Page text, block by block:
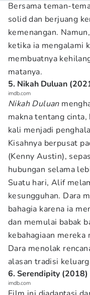
Bersama teman-
solid dan berjuang
kemenangan.
ketika ia mengalami
membuatnya
matanya.
5. Nikah Duluan
imdb.com
Nikah Duluan
makna tentang
kali menjadi
Kisahnya berpusat
(Kenny Austin),
hubungan selama
Suatu hari, Alif
kesungguhan. Dara
bahagia karena ia
dan memulai babak
kebahagiaan
Dara menolak
alasan tradisi
6. Serendipity (2018)
imdb.com